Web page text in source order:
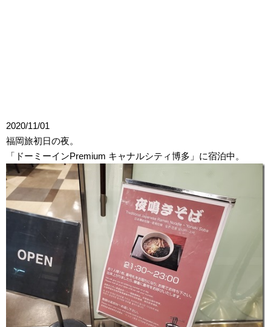
2020/11/01
福岡旅初日の夜。
「ドーミーインPremium キャナルシティ博多」に宿泊中。